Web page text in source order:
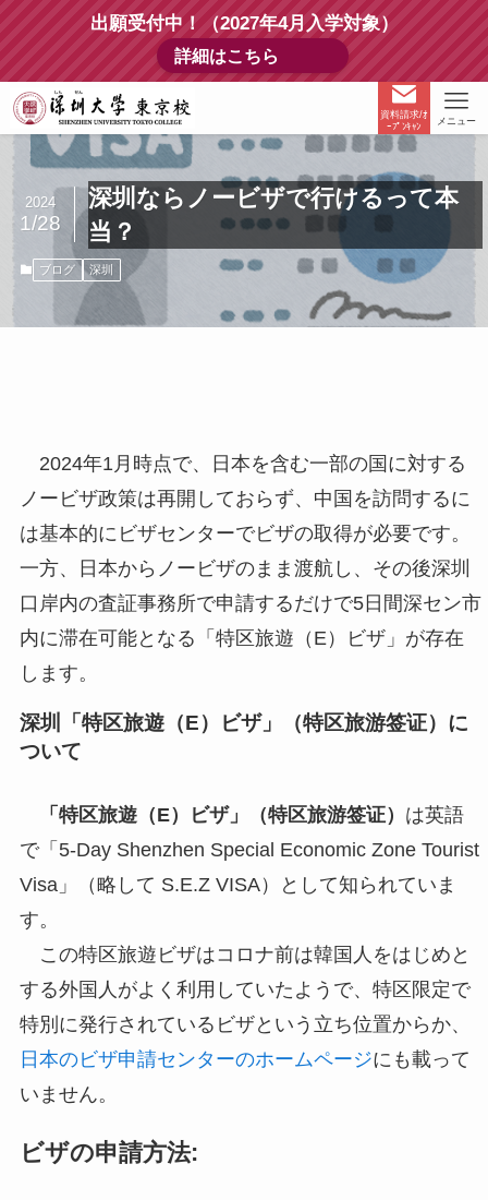
出願受付中！（2027年4月入学対象）
詳細はこちら
資料請求/ｵ
ｰﾌﾟﾝｷｬﾝ
メニュー
深圳ならノービザで行けるって本
当？
2024
1/28
ブログ 深圳
2024年1月時点で、日本を含む一部の国に対する
ノービザ政策は再開しておらず、中国を訪問するに
は基本的にビザセンターでビザの取得が必要です。
一方、日本からノービザのまま渡航し、その後深圳
口岸内の査証事務所で申請するだけで5日間深セン市
内に滞在可能となる「特区旅遊（E）ビザ」が存在
します。
深圳「特区旅遊（E）ビザ」（特区旅游签证）に
ついて
「特区旅遊（E）ビザ」（特区旅游签证） は英語
で「5-Day Shenzhen Special Economic Zone Tourist
Visa」（略して S.E.Z VISA）として知られていま
す。
この特区旅遊ビザはコロナ前は韓国人をはじめと
する外国人がよく利用していたようで、特区限定で
特別に発行されているビザという立ち位置からか、
日本のビザ申請センターのホームページにも載って
いません。
ビザの申請方法: